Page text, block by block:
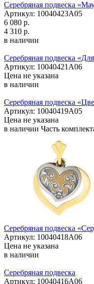
Серебряная подвеска
Артикул: 10040423А05
6 080 р.
4 310 р.
в наличии
Серебряная подвеска
Артикул: 10040421А06
Цена не указана
в наличии
Серебряная подвеска
Артикул: 10040419А05
Цена не указана
в наличии Часть
Серебряная подвеска
Артикул: 10040418А06
Цена не указана
в наличии
Серебряная подвеска
Артикул: 10040416А06